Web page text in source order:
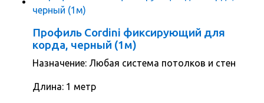
Профиль Cordini фиксирующий для
корда, черный (1м)
Назначение: Любая система потолков и стен
Длина: 1 метр